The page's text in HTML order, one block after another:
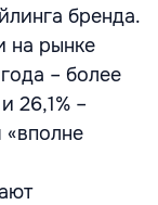
бренда.
на рынке
– более
26,1% –
«вполне